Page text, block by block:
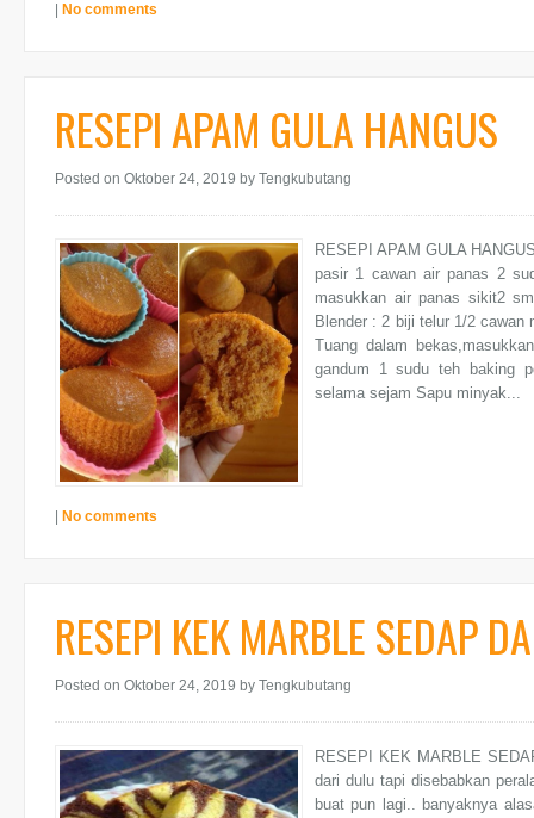
No comments
RESEPI APAM GULA HANGUS
Posted on Oktober 24, 2019 by Tengkubutang
RESEPI APAM GULA
pasir 1 cawan air panas 2
masukkan air panas sikit2
Blender : 2 biji telur 1/2
Tuang dalam
gandum 1 sudu teh baking
selama sejam Sapu minyak...
No comments
RESEPI KEK MARBLE SEDAP
Posted on Oktober 24, 2019 by Tengkubutang
RESEPI KEK MARBLE
dari dulu tapi disebabkan
buat pun lagi.. banyaknya